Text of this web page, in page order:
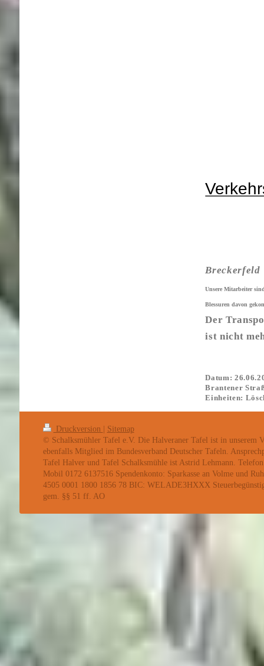
Unsere Mitarbeiter
Blessuren davon
Der
ist nicht
Datum:
Brantener
Einheiten:
Druckversion
Sitemap
© Schalksmühler Tafel e.V. Die Halveraner Tafel ist in unserem
ebenfalls Mitglied im Bundesverband Deutscher Tafeln.
Tafel Halver und Tafel Schalksmühle ist Astrid Lehmann.
Mobil 0172 6137516 Spendenkonto: Sparkasse an Volme und
4505 0001 1800 1856 78 BIC: WELADE3HXXX
gem. §§ 51 ff. AO